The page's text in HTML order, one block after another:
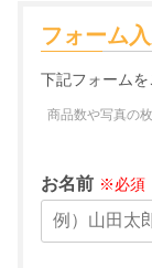
フォーム
下記フォームを
商品数や写真の
お名前 ※必須